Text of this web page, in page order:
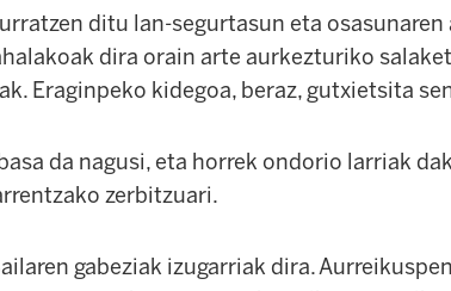
ditu lan-segurtasun eta osasunaren
dira orain arte aurkezturiko
Eraginpeko kidegoa, beraz, gutxietsita
da nagusi, eta horrek ondorio larriak
zerbitzuari.
gabeziak izugarriak dira.